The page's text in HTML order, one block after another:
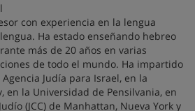
con experiencia en la lengua
Ha estado enseñando hebreo
más de 20 años en varias
de todo el mundo. Ha impartido
Judía para Israel, en la
en la Universidad de Pensilvania, en
(JCC) de Manhattan, Nueva York y